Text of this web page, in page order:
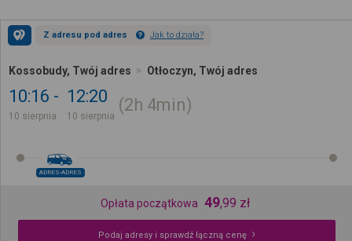
Z adresu pod adres Jak to działa?
Kossobudy, Twój adres Otłoczyn, Twój adres
10:16
10 sierpnia
12:20
10 sierpnia
2h 4min
ADRES-ADRES
Opłata początkowa 49,99 zł
Podaj adresy i sprawdź łączną cenę